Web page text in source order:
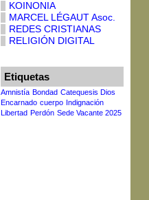
KOINONIA
MARCEL LÉGAUT Asoc.
REDES CRISTIANAS
RELIGIÓN DIGITAL
Etiquetas
Amnistía Bondad Catequesis Dios
Encarnado cuerpo Indignación
Libertad Perdón Sede Vacante 2025